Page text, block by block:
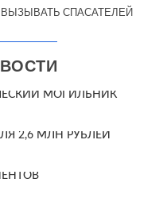
СПАСАТЕЛЕЙ
МОГИЛЬНИК
2,6 МЛН РУБЛЕЙ